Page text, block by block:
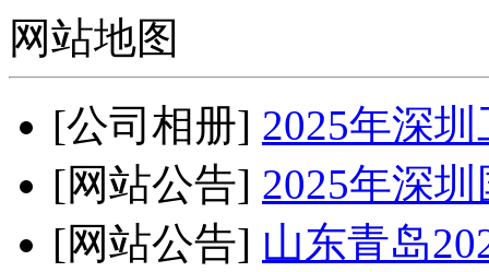
网站地图
[公司相册] 2025年深
[网站公告] 2025年深
[网站公告] 山东青岛